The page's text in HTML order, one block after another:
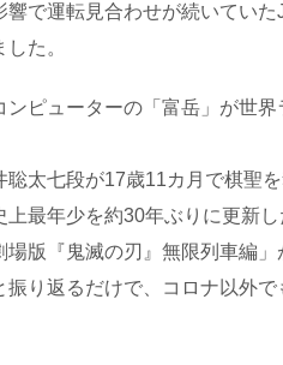
で運転見合わせが続いていた
た。
ンピューターの「富岳」が世
太七段が17歳11カ月で棋聖を
上最年少を約30年ぶりに更新し
場版『鬼滅の刃』無限列車編」
振り返るだけで、コロナ以外